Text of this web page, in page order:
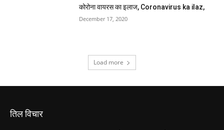
कोरोना वायरस का इलाज, Coronavirus ka ilaz,
December 17, 2020
Load more
तिल विचार